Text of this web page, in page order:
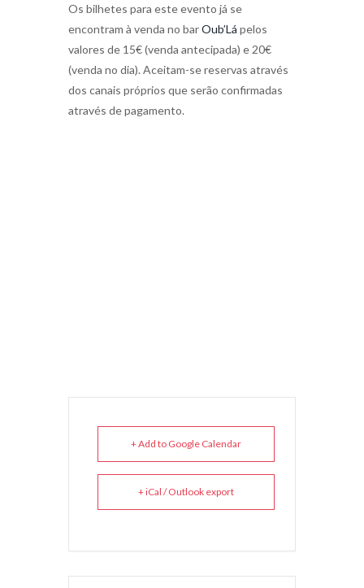
Os bilhetes para este evento já se
encontram à venda no barOub’Lá pelos
valores de 15€ (venda antecipada) e 20€
(venda no dia). Aceitam-se reservas através
dos canais próprios que serão confirmadas
através de pagamento.
+ Add to Google Calendar
+ iCal / Outlook export